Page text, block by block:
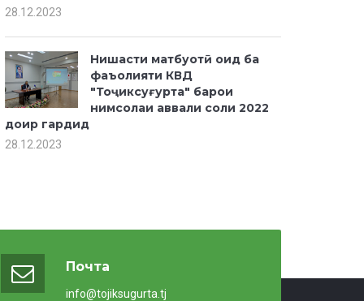
28.12.2023
Нишасти матбуотӣ оид ба
фаъолияти КВД
"Тоҷиксуғурта" барои
нимсолаи аввали соли 2022
доир гардид
28.12.2023
Почта
info@tojiksugurta.tj